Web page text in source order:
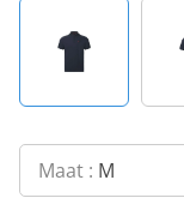
Maat : M